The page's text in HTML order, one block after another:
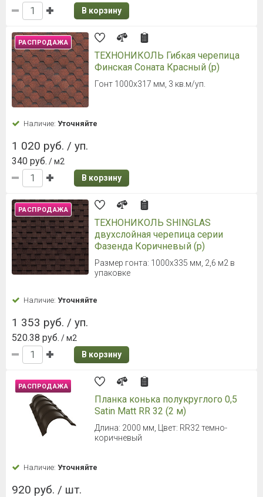
В корзину
РАСПРОДАЖА
ТЕХНОНИКОЛЬ Гибкая черепица
Финская Соната Красный (р)
Гонт 1000х317 мм, 3 кв.м/уп.
Наличие: Уточняйте
1 020 руб. / уп.
340 руб. / м2
В корзину
РАСПРОДАЖА
ТЕХНОНИКОЛЬ SHINGLAS
двухслойная черепица серии
Фазенда Коричневый (р)
Размер гонта: 1000х335 мм, 2,6 м2 в
упаковке
Наличие: Уточняйте
1 353 руб. / уп.
520.38 руб. / м2
В корзину
РАСПРОДАЖА
Планка конька полукруглого 0,5
Satin Мatt RR 32 (2 м)
Длина: 2000 мм, Цвет: RR32 темно-
коричневый
Наличие: Уточняйте
920 руб. / шт.